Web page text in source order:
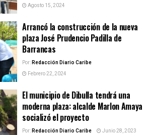
Agosto 15, 2024
Arrancó la construcción de la nueva
plaza José Prudencio Padilla de
Barrancas
Por:Redacción Diario Caribe
Febrero 22, 2024
El municipio de Dibulla tendrá una
moderna plaza: alcalde Marlon Amaya
socializó el proyecto
Por:Redacción Diario Caribe Junio 28, 2023